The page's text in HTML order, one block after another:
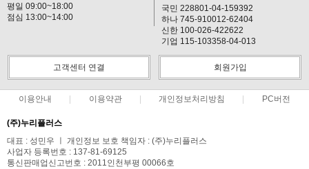
평일 09:00~18:00
점심 13:00~14:00
국민 228801-04-159392
하나 745-910012-62404
신한 100-026-422622
기업 115-103358-04-013
고객센터 연결 회원가입
이용안내 이용약관 개인정보처리방침 PC버전
(주)누리플러스
대표 : 성민우 ㅣ 개인정보 보호 책임자 : (주)누리플러스
사업자 등록번호 : 137-81-69125
통신판매업신고번호 : 2011인천부평 00066호